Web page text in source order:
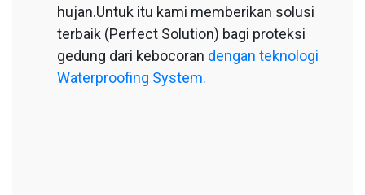
hujan.Untuk itu kami memberikan solusi
terbaik (Perfect Solution) bagi proteksi
gedung dari kebocoran dengan teknologi
Waterproofing System.